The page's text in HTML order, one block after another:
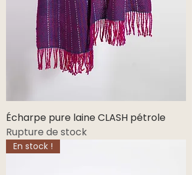
Écharpe pure laine CLASH pétrole
Rupture de stock
En stock !